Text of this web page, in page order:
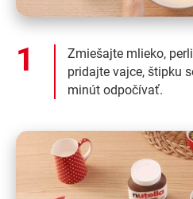
Zmiešajte mlieko,
pridajte vajce, štipku
minút odpočívať.